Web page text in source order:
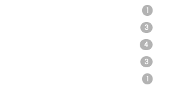
1
3
4
3
1